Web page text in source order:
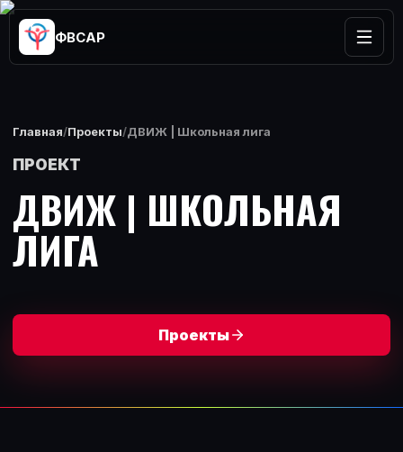
ФВСАР
Главная/Проекты/ДВИЖ | Школьная лига
ПРОЕКТ
ДВИЖ | ШКОЛЬНАЯ
ЛИГА
Проекты